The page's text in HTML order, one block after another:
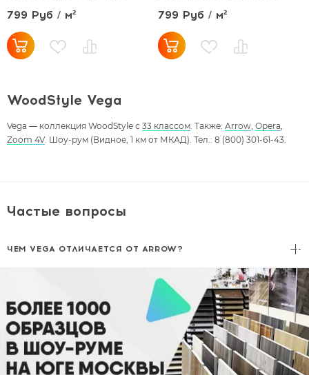
799 Руб / м² 799 Руб / м²
WoodStyle Vega
Vega — коллекция WoodStyle с 33 классом . Также: Arrow Opera
Zoom 4V. Шоу-рум (Видное, 1 км от МКАД). Тел.: 8 (800) 301-61-43.
Частые вопросы
ЧЕМ VEGA ОТЛИЧАЕТСЯ ОТ ARROW?